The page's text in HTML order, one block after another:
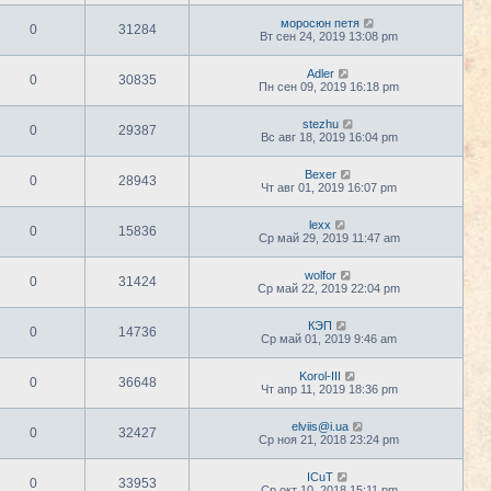
0 31284
моросюн петя
Вт сен 24, 2019 13:08 pm
0 30835
Adler
Пн сен 09, 2019 16:18 pm
0 29387
stezhu
Вс авг 18, 2019 16:04 pm
0 28943
Bexer
Чт авг 01, 2019 16:07 pm
0 15836
lexx
Ср май 29, 2019 11:47 am
0 31424
wolfor
Ср май 22, 2019 22:04 pm
0 14736
КЭП
Ср май 01, 2019 9:46 am
0 36648
Korol-III
Чт апр 11, 2019 18:36 pm
0 32427
elviis@i.ua
Ср ноя 21, 2018 23:24 pm
0 33953
ICuT